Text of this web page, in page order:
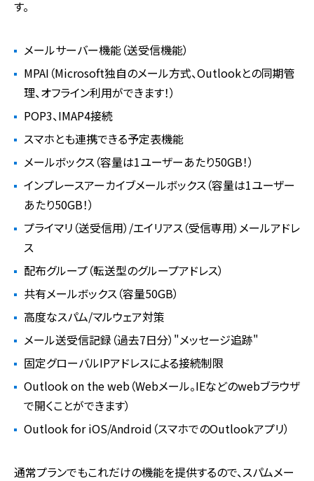
す。
メールサーバー機能（送受信機能）
MPAI（Microsoft独自のメール方式、Outlookとの同期管
理、オフライン利用ができます！）
POP3、IMAP4接続
スマホとも連携できる予定表機能
メールボックス（容量は1ユーザーあたり50GB！）
インプレースアーカイブメールボックス（容量は1ユーザー
あたり50GB！）
プライマリ（送受信用）/エイリアス（受信専用）メールアドレ
ス
配布グループ（転送型のグループアドレス）
共有メールボックス（容量50GB）
高度なスパム/マルウェア対策
メール送受信記録（過去7日分）"メッセージ追跡"
固定グローバルIPアドレスによる接続制限
Outlook on the web（Webメール。IEなどのwebブラウザ
で開くことができます）
Outlook for iOS/Android（スマホでのOutlookアプリ）
通常プランでもこれだけの機能を提供するので、スパムメー